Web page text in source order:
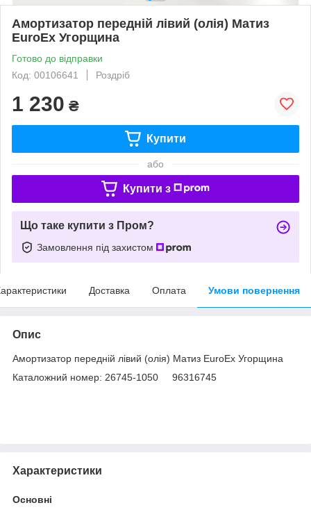
Амортизатор передній лівий (олія) Матиз
EuroEx Угорщина
Готово до відправки
Код: 00106641
Роздріб
1 230 ₴
Купити
або
Купити з
Що таке купити з Пром?
Замовлення під захистом
Доставка Оплата Умови повернення
Опис
Амортизатор передній лівий (олія) Матиз EuroEx Угорщина
Каталожний номер: 26745-1050 96316745
Характеристики
Основні